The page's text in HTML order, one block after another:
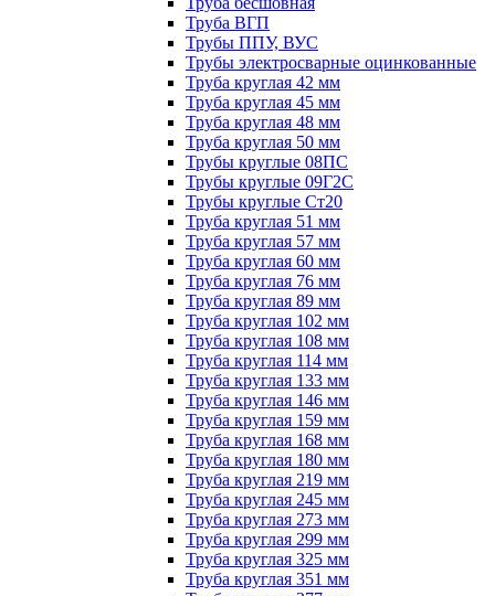
Труба ВГП
Трубы ППУ, ВУС
Трубы электросварные оцинкованные
Труба круглая 42 мм
Труба круглая 45 мм
Труба круглая 48 мм
Труба круглая 50 мм
Трубы круглые 08ПС
Трубы круглые 09Г2С
Трубы круглые Ст20
Труба круглая 51 мм
Труба круглая 57 мм
Труба круглая 60 мм
Труба круглая 76 мм
Труба круглая 89 мм
Труба круглая 102 мм
Труба круглая 108 мм
Труба круглая 114 мм
Труба круглая 133 мм
Труба круглая 146 мм
Труба круглая 159 мм
Труба круглая 168 мм
Труба круглая 180 мм
Труба круглая 219 мм
Труба круглая 245 мм
Труба круглая 273 мм
Труба круглая 299 мм
Труба круглая 325 мм
Труба круглая 351 мм